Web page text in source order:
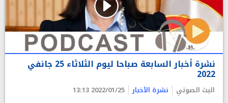
نشرة أخبار السابعة صباحا ليوم الثلاثاء 25 جانفي
2022
البث الصوتي نشرة الأخبار 2022/01/25 13:13